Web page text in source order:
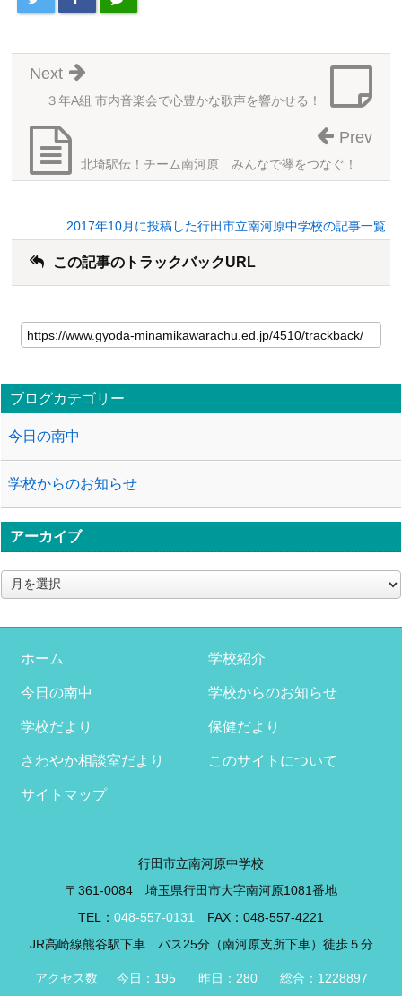
３年A組 市内音楽会で心豊かな歌声を響かせる！
Next
北埼駅伝！チーム南河原 みんなで襷をつなぐ！
Prev
2017年10月に投稿した行田市立南河原中学校の記事一覧
この記事のトラックバックURL
ブログカテゴリー
今日の南中
学校からのお知らせ
アーカイブ
ア
ー
イ
ホーム 学校紹介
今日の南中 学校からのお知らせ
学校だより 保健だより
さわやか相談室だより このサイトについて
サイトマップ
行田市立南河原中学校
〒361-0084 埼玉県行田市大字南河原1081番地
TEL： 048-557-0131
FAX：048-557-4221
JR高崎線熊谷駅下車 バス25分（南河原支所下車）徒歩５分